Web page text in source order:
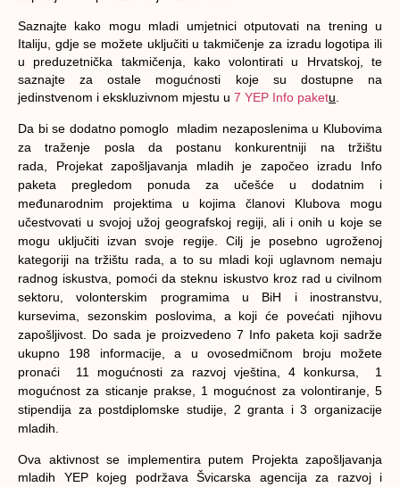
Saznajte kako mogu mladi umjetnici otputovati na trening u
Italiju, gdje se možete uključiti u takmičenje za izradu logotipa ili
u preduzetnička takmičenja, kako volontirati u Hrvatskoj, te
saznajte za ostale mogućnosti koje su dostupne na
jedinstvenom i ekskluzivnom mjestu u 7 YEP Info paketu.
Da bi se dodatno pomoglo
mladim nezaposlenima u Klubovima
za traženje posla da postanu konkurentniji na tržištu
rada, Projekat zapošljavanja mladih je započeo izradu Info
paketa pregledom ponuda za učešće u dodatnim i
međunarodnim projektima u kojima članovi Klubova mogu
učestvovati u svojoj užoj geografskoj regiji, ali i onih u koje se
mogu uključiti izvan svoje regije. Cilj je posebno ugroženoj
kategoriji na tržištu rada, a to su mladi koji uglavnom nemaju
radnog iskustva, pomoći da steknu iskustvo kroz rad u civilnom
sektoru, volonterskim programima u BiH i inostranstvu,
kursevima, sezonskim poslovima, a koji će povećati njihovu
zapošljivost. Do sada je proizvedeno 7 Info paketa koji sadrže
ukupno 198 informacije, a u ovosedmičnom broju možete
pronaći
11 mogućnosti za razvoj vještina, 4 konkursa, 1
mogućnost za sticanje prakse, 1 mogućnost za volontiranje, 5
stipendija za postdiplomske studije, 2 granta i 3 organizacije
mladih.
Ova aktivnost se implementira putem Projekta zapošljavanja
mladih YEP kojeg podržava Švicarska agencija za razvoj i